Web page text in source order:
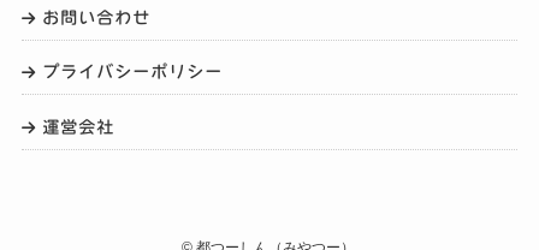
お問い合わせ
プライバシーポリシー
運営会社